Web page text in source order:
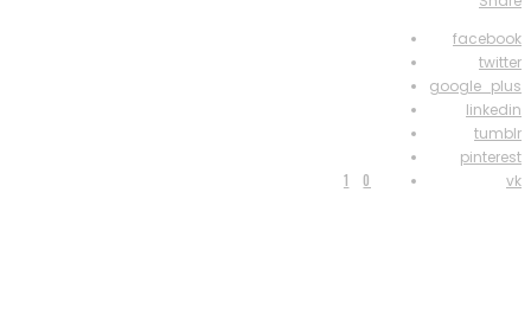
1 0
facebook
twitter
google_plus
linkedin
tumblr
pinterest
vk